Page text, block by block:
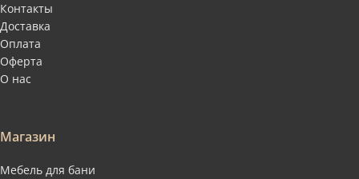
Контакты
Доставка
Оплата
Оферта
О нас
Магазин
Мебель для бани